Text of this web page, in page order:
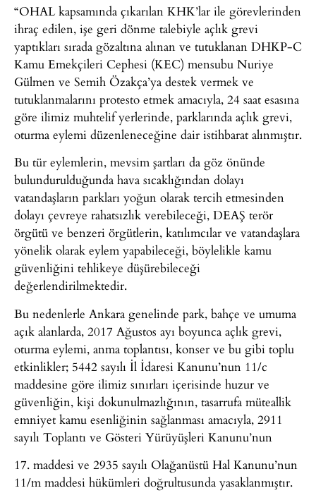
“OHAL kapsamında çıkarılan KHK’lar ile görevlerinden
ihraç edilen, işe geri dönme talebiyle açlık grevi
yaptıkları sırada gözaltına alınan ve tutuklanan DHKP-C
Kamu Emekçileri Cephesi (KEC) mensubu Nuriye
Gülmen ve Semih Özakça’ya destek vermek ve
tutuklanmalarını protesto etmek amacıyla, 24 saat esasına
göre ilimiz muhtelif yerlerinde, parklarında açlık grevi,
oturma eylemi düzenleneceğine dair istihbarat alınmıştır.
Bu tür eylemlerin, mevsim şartları da göz önünde
bulundurulduğunda hava sıcaklığından dolayı
vatandaşların parkları yoğun olarak tercih etmesinden
dolayı çevreye rahatsızlık verebileceği, DEAŞ terör
örgütü ve benzeri örgütlerin, katılımcılar ve vatandaşlara
yönelik olarak eylem yapabileceği, böylelikle kamu
güvenliğini tehlikeye düşürebileceği
değerlendirilmektedir.
Bu nedenlerle Ankara genelinde park, bahçe ve umuma
açık alanlarda, 2017 Ağustos ayı boyunca açlık grevi,
oturma eylemi, anma toplantısı, konser ve bu gibi toplu
etkinlikler; 5442 sayılı İl İdaresi Kanunu’nun 11/c
maddesine göre ilimiz sınırları içerisinde huzur ve
güvenliğin, kişi dokunulmazlığının, tasarrufa müteallik
emniyet kamu esenliğinin sağlanması amacıyla, 2911
sayılı Toplantı ve Gösteri Yürüyüşleri Kanunu’nun
17. maddesi ve 2935 sayılı Olağanüstü Hal Kanunu’nun
11/m maddesi hükümleri doğrultusunda yasaklanmıştır.